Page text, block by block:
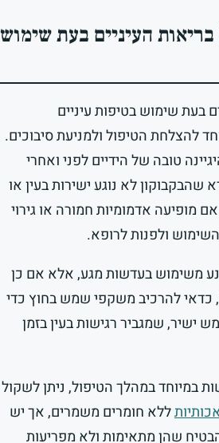
העיניים בעת שימוש
בעת שימוש בטיפות עיניים
להצלחת הטיפול ולמניעת סיבוכים.
טובה של הידיים לפני ואחרי
שהבקבוקון לא נוגע ישירות בעין או
מופיעה אדמומיות חמורה או גירוי
ולפנות לרופא.
משימוש בעדשות מגע, אלא אם כן
כדאי להרכיב משקפי שמש בחוץ כדי
ישיר, שמגביר רגישות בעין בזמן
במיוחד במהלך הטיפול, ניתן לשקול
ללא חומרים משמרים, אך יש
שהן מתאימות ולא מפריעות